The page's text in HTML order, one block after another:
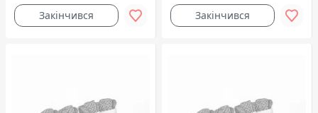
Закінчився Закінчився